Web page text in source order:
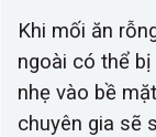
Khi mối ăn
ngoài có thể
nhẹ vào bề
chuyên gia sẽ